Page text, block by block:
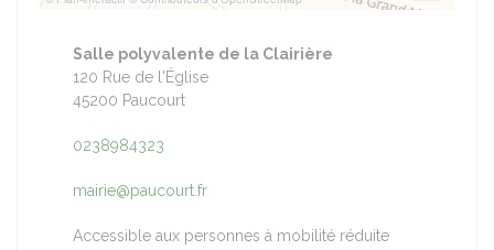
Salle polyvalente de la Clairière
120 Rue de l'Église
45200 Paucourt
0238984323
mairie@paucourt.fr
Accessible aux personnes à mobilité réduite